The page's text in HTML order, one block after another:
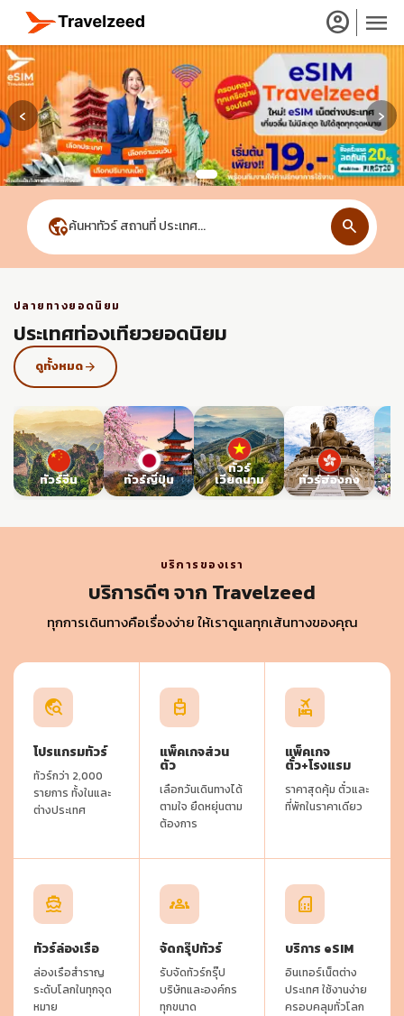
account_circle menu
close
travel_explore
calendar_month
‹ ›
globe_location_pinค้นหาทัวร์ สถานที่ ประเทศ... search
ปลายทางยอดนิยม
ประเทศท่องเทียวยอดนิยม
ดูทั้งหมดarrow_forward
ทัวร์จีน ทัวร์ญี่ปุ่น
ทัวร์
เวียดนาม ทัวร์ฮ่องกง
บริการของเรา
บริการดีๆ จาก Travelzeed
ทุกการเดินทางคือเรื่องง่าย ให้เราดูแลทุกเส้นทางของคุณ
travel_explore
โปรแกรมทัวร์
ทัวร์กว่า 2,000
รายการ ทั้งในและ
ต่างประเทศ
travel_luggage_and_bags
แพ็คเกจส่วน
ตัว
เลือกวันเดินทางได้
ตามใจ ยืดหยุ่นตาม
ต้องการ
flights_and_hotels
แพ็คเกจ
ตั๋ว+โรงแรม
ราคาสุดคุ้ม ตั๋วและ
ที่พักในราคาเดียว
directions_boat
ทัวร์ล่องเรือ
ล่องเรือสำราญ
ระดับโลกในทุกจุด
หมาย
groups
จัดกรุ๊ปทัวร์
รับจัดทัวร์กรุ๊ป
บริษัทและองค์กร
ทุกขนาด
sim_card
บริการ eSIM
อินเทอร์เน็ตต่าง
ประเทศ ใช้งานง่าย
ครอบคลุมทั่วโลก